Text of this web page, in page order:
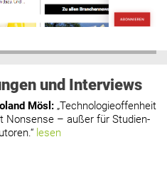
und Interviews
Mösl : „Technologieoffenheit
Nonsense – außer für Studien-
lesen